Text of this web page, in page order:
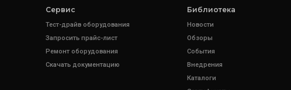
Сервис
Тест-драйв оборудования
Запросить прайс-лист
Ремонт оборудования
Скачать документацию
Библиотека
Новости
Обзоры
События
Внедрения
Каталоги